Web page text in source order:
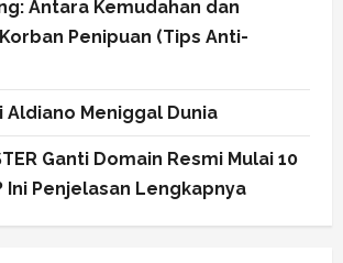
Antara Kemudahan dan
Penipuan (Tips Anti-
Aldiano Meniggal Dunia
Ganti Domain Resmi Mulai 10
Ini Penjelasan Lengkapnya